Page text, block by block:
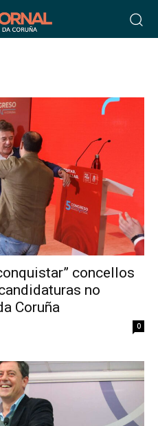
concellos
no
Coruña
0